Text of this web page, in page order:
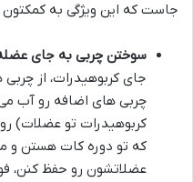
جاست که این ویژگی به کمکتون
سوختن چربی به جای
جای کربوهیدرات، از
چربی های اضافه رو آب می
کربوهیدرات تو عضلات)
که تو دوره کات هستن و
عضلاتشون رو حفظ کنن،